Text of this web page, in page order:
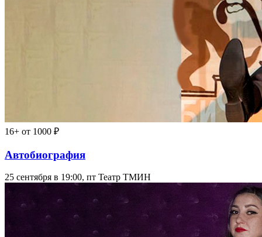
16+ от 1000 ₽
Автобиография
25 сентября в 19:00, пт Театр ТМИН